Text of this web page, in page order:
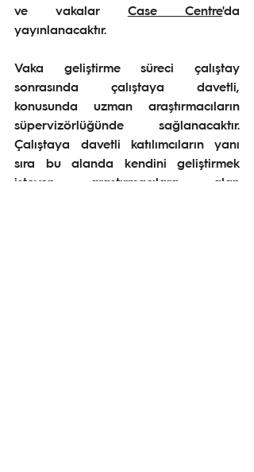
ve vakalar Case Centre'da
yayınlanacaktır.
Vaka geliştirme süreci çalıştay
sonrasında çalıştaya davetli,
konusunda uzman araştırmacıların
süpervizörlüğünde sağlanacaktır.
Çalıştaya davetli katılımcıların yanı
sıra bu alanda kendini geliştirmek
isteyen araştırmacılara alan